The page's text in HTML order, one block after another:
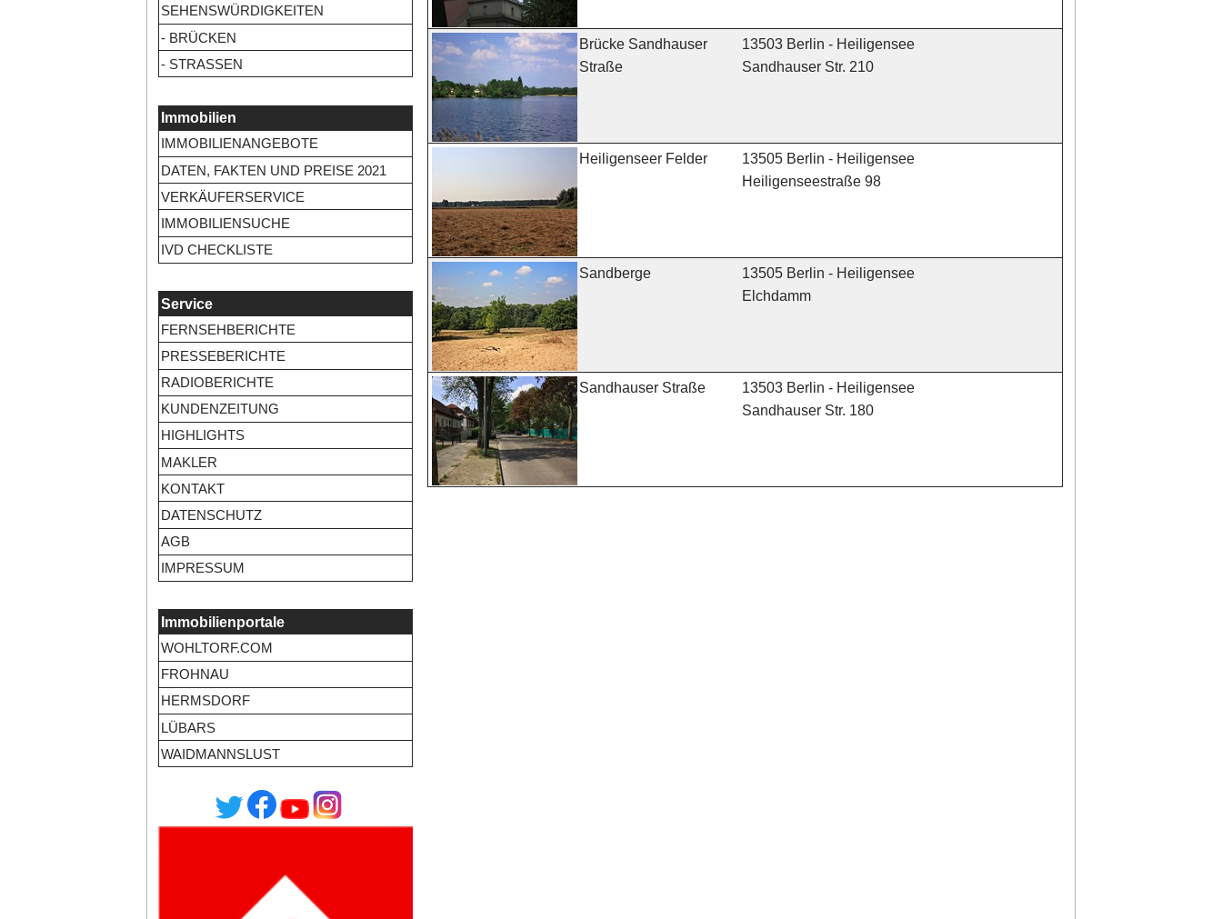
SEHENSWÜRDIGKEITEN
- BRÜCKEN
- STRASSEN
Immobilien
IMMOBILIENANGEBOTE
DATEN, FAKTEN UND PREISE 2021
VERKÄUFERSERVICE
IMMOBILIENSUCHE
IVD CHECKLISTE
Service
FERNSEHBERICHTE
PRESSEBERICHTE
RADIOBERICHTE
KUNDENZEITUNG
HIGHLIGHTS
MAKLER
KONTAKT
DATENSCHUTZ
AGB
IMPRESSUM
Immobilienportale
WOHLTORF.COM
FROHNAU
HERMSDORF
LÜBARS
WAIDMANNSLUST
Brücke Sandhauser
Straße
13503 Berlin - Heiligensee
Sandhauser Str. 210
Heiligenseer Felder
13505 Berlin - Heiligensee
Heiligenseestraße 98
Sandberge
13505 Berlin - Heiligensee
Elchdamm
Sandhauser Straße
13503 Berlin - Heiligensee
Sandhauser Str. 180